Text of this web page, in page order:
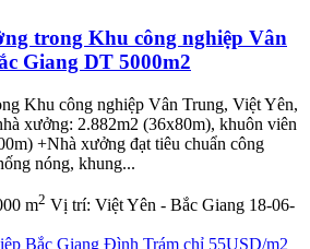
trong Khu công nghiệp Vân
Giang DT 5000m2
Khu công nghiệp Vân Trung, Việt Yên,
xưởng: 2.882m2 (36x80m), khuôn viên
+Nhà xưởng đạt tiêu chuẩn công
nóng, khung...
m2 Vị trí: Việt Yên - Bắc Giang 18-06-